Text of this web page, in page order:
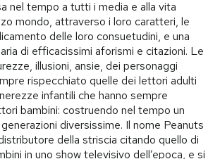
nel tempo a tutti i media e alla vita
mondo, attraverso i loro caratteri, le
delle loro consuetudini, e una
di efficacissimi aforismi e citazioni. Le
illusioni, ansie, dei personaggi
rispecchiato quelle dei lettori adulti
infantili che hanno sempre
bambini: costruendo nel tempo un
diversissime. Il nome Peanuts
della striscia citando quello di
in uno show televisivo dell’epoca, e si